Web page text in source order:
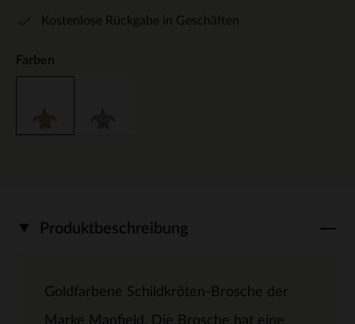
Kostenlose Rückgabe in Geschäften
Farben
Produktbeschreibung
Goldfarbene Schildkröten-Brosche der
Marke Manfield. Die Brosche hat eine